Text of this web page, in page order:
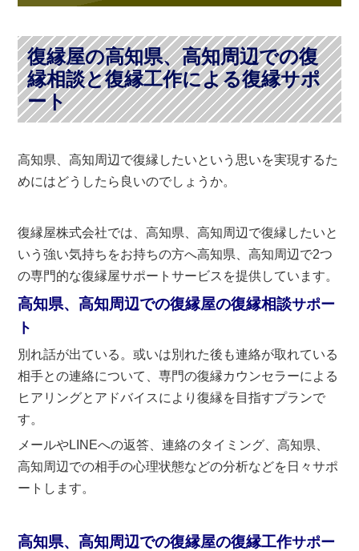
復縁屋の高知県、高知周辺での復
縁相談と復縁工作による復縁サポ
ート
高知県、高知周辺で復縁したいという思いを実現するた
めにはどうしたら良いのでしょうか。
復縁屋株式会社では、高知県、高知周辺で復縁したいと
いう強い気持ちをお持ちの方へ高知県、高知周辺で2つ
の専門的な復縁屋サポートサービスを提供しています。
高知県、高知周辺での復縁屋の復縁相談サポー
ト
別れ話が出ている。或いは別れた後も連絡が取れている
相手との連絡について、専門の復縁カウンセラーによる
ヒアリングとアドバイスにより復縁を目指すプランで
す。
メールやLINEへの返答、連絡のタイミング、高知県、
高知周辺での相手の心理状態などの分析などを日々サポ
ートします。
高知県、高知周辺での復縁屋の復縁工作サポー